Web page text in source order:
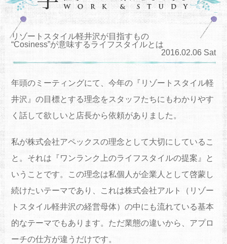
リゾートスタイル軽井沢が目指すもの
“Cosiness”が意味するライフスタイルとは
2016.02.06 Sat
年頭のミーティングにて、今年の『リゾートスタイル軽
井沢』の目標とする理念をスタッフたちにもわかりやす
く話して欲しいと店長から依頼がありました。
私が株式会社アペックスの理念として大切にしているこ
と。それは『ワンランク上のライフスタイルの提案』と
いうことです。この理念は私個人が企業人として啓蒙し
続けたいテーマであり、これは株式会社アルト（リゾー
トスタイル軽井沢の経営母体）の中にも流れている基本
的なテーマでもあります。ただ業態の違いから、アプロ
ーチの仕方が違うだけです。